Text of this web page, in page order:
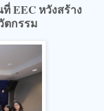
EEC หวังสร้าง
ตกรรม